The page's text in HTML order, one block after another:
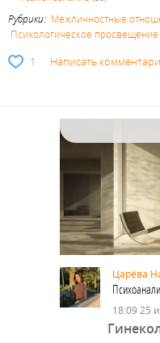
Рубрики: Межличностные
Психологическое просвещение
1 Написать
Царёва
18:09 25